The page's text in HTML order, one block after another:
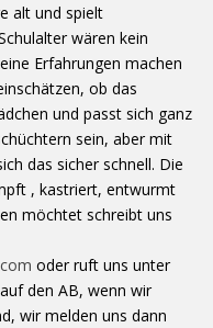
alt und spielt
wären kein
Erfahrungen machen
ob das
und passt sich ganz
sein, aber mit
das sicher schnell. Die
, kastriert, entwurmt
möchtet schreibt uns
oder ruft uns unter
den AB, wenn wir
wir melden uns dann